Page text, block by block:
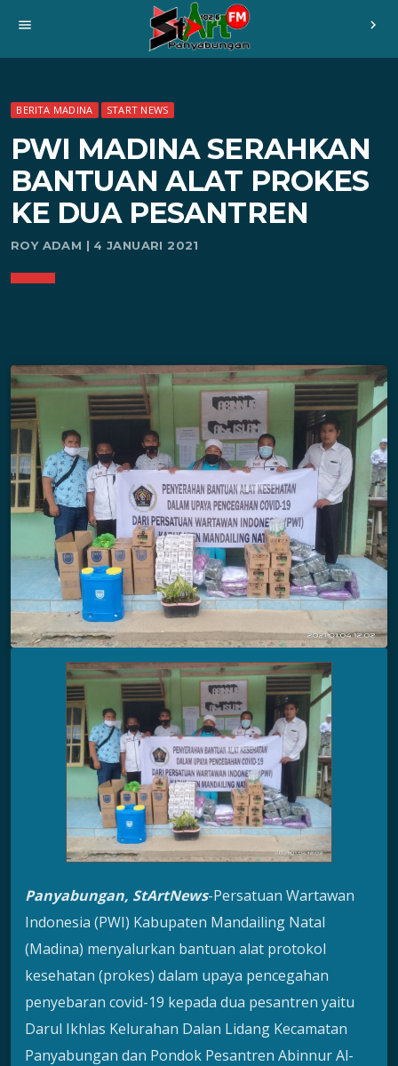
menu chevron_right
BERITA MADINA START NEWS
PWI MADINA SERAHKAN
BANTUAN ALAT PROKES
KE DUA PESANTREN
ROY ADAM | 4 JANUARI 2021
Panyabungan, StArtNews-Persatuan Wartawan
Indonesia (PWI) Kabupaten Mandailing Natal
(Madina) menyalurkan bantuan alat protokol
kesehatan (prokes) dalam upaya pencegahan
penyebaran covid-19 kepada dua pesantren yaitu
Darul Ikhlas Kelurahan Dalan Lidang Kecamatan
Panyabungan dan Pondok Pesantren Abinnur Al-